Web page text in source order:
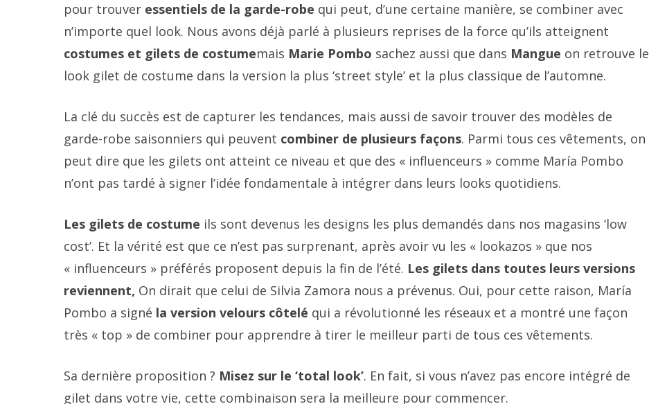
pour trouver essentiels de la garde-robe qui peut, d’une certaine manière, se combiner avec
n’importe quel look. Nous avons déjà parlé à plusieurs reprises de la force qu’ils atteignent
costumes et gilets de costumemais Marie Pombo sachez aussi que dans Mangue on retrouve le
look gilet de costume dans la version la plus ‘street style’ et la plus classique de l’automne.
La clé du succès est de capturer les tendances, mais aussi de savoir trouver des modèles de
garde-robe saisonniers qui peuvent combiner de plusieurs façons. Parmi tous ces vêtements, on
peut dire que les gilets ont atteint ce niveau et que des « influenceurs » comme María Pombo
n’ont pas tardé à signer l’idée fondamentale à intégrer dans leurs looks quotidiens.
Les gilets de costume ils sont devenus les designs les plus demandés dans nos magasins ‘low
cost’. Et la vérité est que ce n’est pas surprenant, après avoir vu les « lookazos » que nos
« influenceurs » préférés proposent depuis la fin de l’été. Les gilets dans toutes leurs versions
reviennent, On dirait que celui de Silvia Zamora nous a prévenus. Oui, pour cette raison, María
Pombo a signé la version velours côtelé qui a révolutionné les réseaux et a montré une façon
très « top » de combiner pour apprendre à tirer le meilleur parti de tous ces vêtements.
Sa dernière proposition ? Misez sur le ‘total look’. En fait, si vous n’avez pas encore intégré de
gilet dans votre vie, cette combinaison sera la meilleure pour commencer.